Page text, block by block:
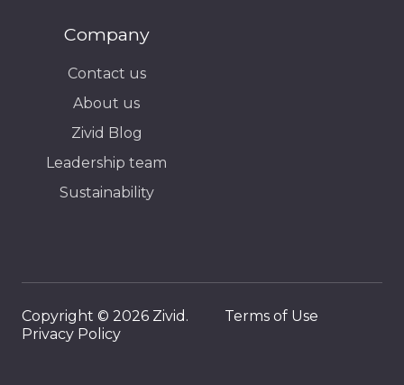
Company
Contact us
About us
Zivid Blog
Leadership team
Sustainability
Copyright © 2026 Zivid. Terms of Use
Privacy Policy